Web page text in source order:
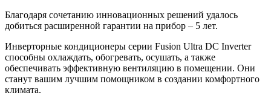
Благодаря сочетанию инновационных решений удалось
добиться расширенной гарантии на прибор – 5 лет.
Инверторные кондиционеры серии Fusion Ultra DC Inverter
способны охлаждать, обогревать, осушать, а также
обеспечивать эффективную вентиляцию в помещении. Они
станут вашим лучшим помощником в создании комфортного
климата.